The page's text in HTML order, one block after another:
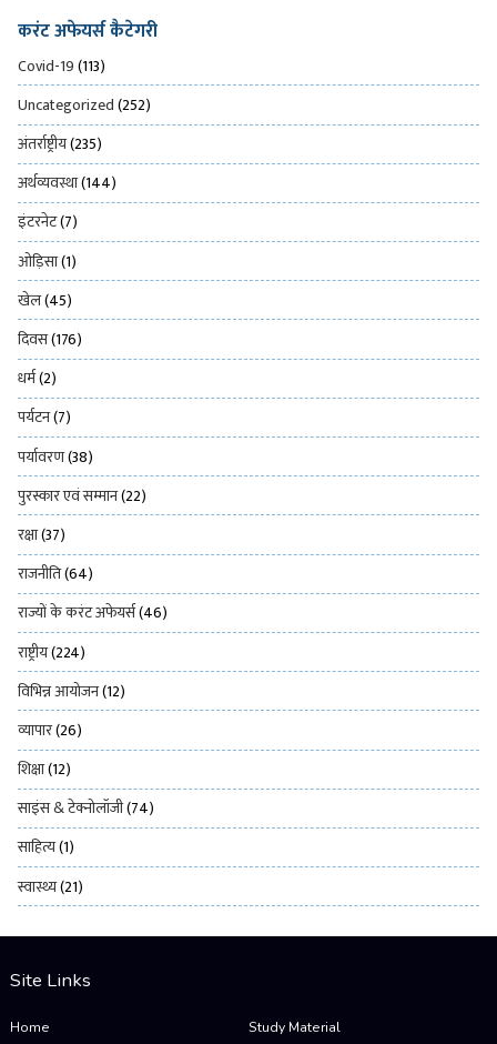
करंट अफेयर्स कैटेगरी
Covid-19(113)
Uncategorized(252)
अंतर्राष्ट्रीय(235)
अर्थव्यवस्था(144)
इंटरनेट(7)
ओड़िसा(1)
खेल(45)
दिवस(176)
धर्म(2)
पर्यटन(7)
पर्यावरण(38)
पुरस्कार एवं सम्मान(22)
रक्षा(37)
राजनीति(64)
राज्यों के करंट अफेयर्स(46)
राष्ट्रीय(224)
विभिन्न आयोजन(12)
व्यापार(26)
शिक्षा(12)
साइंस & टेक्नोलॉजी(74)
साहित्य(1)
स्वास्थ्य(21)
Site Links
Home Study Material